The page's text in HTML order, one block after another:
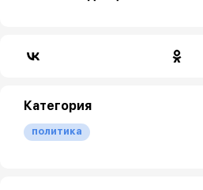
Категория
политика